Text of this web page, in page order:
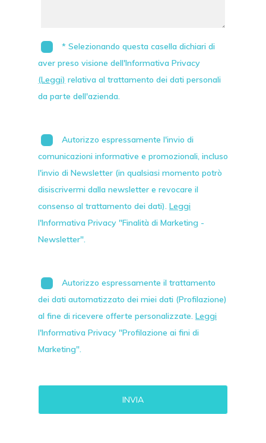
* Selezionando questa casella dichiari di
aver preso visione dell'Informativa Privacy
(Leggi) relativa al trattamento dei dati personali
da parte dell'azienda.
Autorizzo espressamente l'invio di
comunicazioni informative e promozionali, incluso
l'invio di Newsletter (in qualsiasi momento potrò
disiscrivermi dalla newsletter e revocare il
consenso al trattamento dei dati). Leggi
l'Informativa Privacy "Finalità di Marketing -
Newsletter".
Autorizzo espressamente il trattamento
dei dati automatizzato dei miei dati (Profilazione)
al fine di ricevere offerte personalizzate. Leggi
l'Informativa Privacy "Profilazione ai fini di
Marketing".